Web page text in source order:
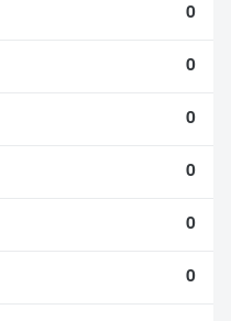
0
0
0
0
0
0